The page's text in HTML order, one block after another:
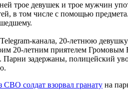
трое девушек и трое мужчин
в том числе с помощью
канала, 20-летнюю
20-летним приятелем Громовым
Парни задержаны, полицейский
солдат взорвал гранату на